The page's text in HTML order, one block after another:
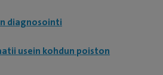
diagnosointi
usein kohdun poiston